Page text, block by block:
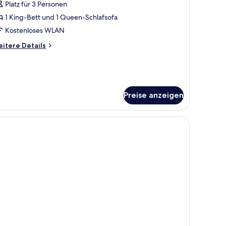
Bewertung)
Platz für 3 Personen
1 King-Bett und 1 Queen-Schlafsofa
Kostenloses WLAN
Details
Preise anzeigen